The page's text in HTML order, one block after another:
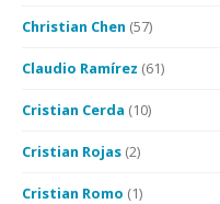
Christian Chen (57)
Claudio Ramírez (61)
Cristian Cerda (10)
Cristian Rojas (2)
Cristian Romo (1)